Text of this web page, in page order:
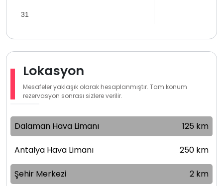
31
Lokasyon
Mesafeler yaklaşık olarak hesaplanmıştır. Tam konum
rezervasyon sonrası sizlere verilir.
Dalaman Hava Limanı 125 km
Antalya Hava Limanı 250 km
Şehir Merkezi 2 km